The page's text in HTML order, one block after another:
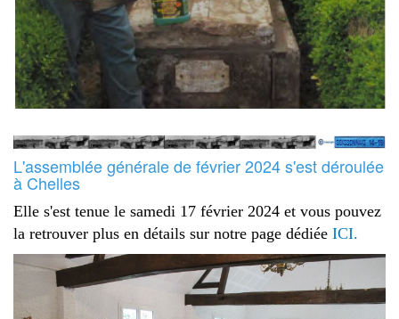
L'assemblée générale de février 2024 s'est déroulée
à Chelles
Elle s'est tenue le samedi 17 février 2024 et vous pouvez
la retrouver plus en détails sur notre page dédiée ICI.